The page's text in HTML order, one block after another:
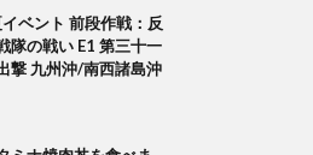
ベント 前段作戦：反
隊の戦い E1 第三十一
撃 九州沖/南西諸島沖